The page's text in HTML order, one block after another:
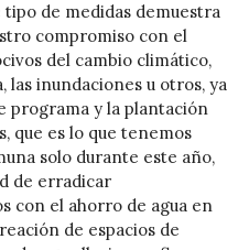
de medidas demuestra
compromiso con el
del cambio climático,
las inundaciones u otros, ya
programa y la plantación
que es lo que tenemos
solo durante este año,
de erradicar
con el ahorro de agua en
de espacios de